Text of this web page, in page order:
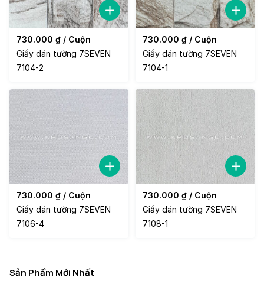
730.000 ₫ / Cuộn
Giấy dán tường 7SEVEN
7104-2
730.000 ₫ / Cuộn
Giấy dán tường 7SEVEN
7104-1
730.000 ₫ / Cuộn
Giấy dán tường 7SEVEN
7106-4
730.000 ₫ / Cuộn
Giấy dán tường 7SEVEN
7108-1
Sản Phẩm Mới Nhất